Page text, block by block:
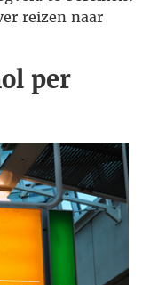
reizen naar
per